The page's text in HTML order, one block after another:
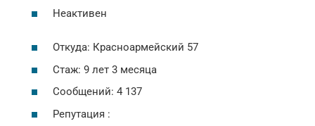
Неактивен
Откуда: Красноармейский 57
Стаж: 9 лет 3 месяца
Сообщений: 4 137
Репутация :